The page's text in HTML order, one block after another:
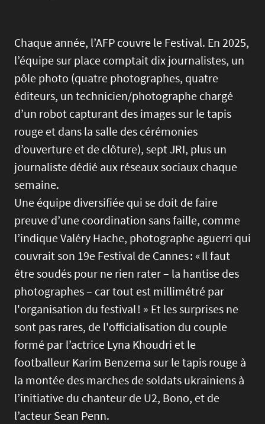
Chaque année, l’AFP couvre le Festival. En 2025,
l’équipe sur place comptait dix journalistes, un
pôle photo (quatre photographes, quatre
éditeurs, un technicien/photographe chargé
d’un robot capturant des images sur le tapis
rouge et dans la salle des cérémonies
d’ouverture et de clôture), sept JRI, plus un
journaliste dédié aux réseaux sociaux chaque
semaine.
Une équipe diversifiée qui se doit de faire
preuve d’une coordination sans faille, comme
l’indique Valéry Hache, photographe aguerri qui
couvrait son 19e Festival de Cannes : « Il faut
être soudés pour ne rien rater – la hantise des
photographes – car tout est millimétré par
l'organisation du festival ! » Et les surprises ne
sont pas rares, de l'officialisation du couple
formé par l’actrice Lyna Khoudri et le
footballeur Karim Benzema sur le tapis rouge à
la montée des marches de soldats ukrainiens à
l’initiative du chanteur de U2, Bono, et de
l’acteur Sean Penn.